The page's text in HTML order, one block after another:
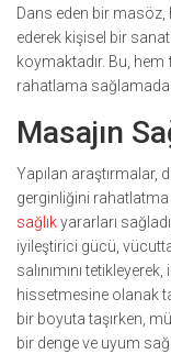
Dans eden bir
ederek kişisel bir
koymaktadır. Bu,
rahatlama
Masajın
Yapılan araştırmalar,
gerginliğini rahatlatma
sağlıkyararları
iyileştirici gücü,
salınımını
hissetmesine olanak
bir boyuta taşırken,
bir denge ve uyum